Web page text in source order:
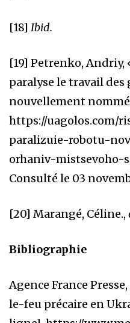
[18] Ibid.
[19] Petrenko, Andriy,
paralyse le travail
nouvellement
https://uagolos.com/
paralizuie-robotu-
orhaniv-mistsevoho-
Consulté le 03
[20] Marangé, Céline.,
Bibliographie
Agence France
le-feu précaire en